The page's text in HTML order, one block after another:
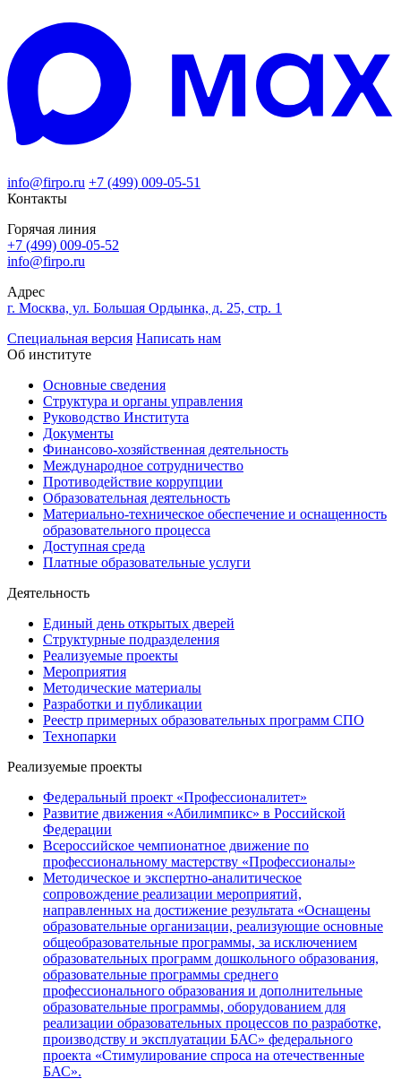
info@firpo.ru +7 (499) 009-05-51
Контакты
Горячая линия
+7 (499) 009-05-52
info@firpo.ru
Адрес
г. Москва, ул. Большая Ордынка, д. 25, стр. 1
Специальная версия Написать нам
Об институте
Основные сведения
Структура и органы управления
Руководство Института
Документы
Финансово-хозяйственная деятельность
Международное сотрудничество
Противодействие коррупции
Образовательная деятельность
Материально-техническое обеспечение и оснащенность
образовательного процесса
Доступная среда
Платные образовательные услуги
Деятельность
Единый день открытых дверей
Структурные подразделения
Реализуемые проекты
Мероприятия
Методические материалы
Разработки и публикации
Реестр примерных образовательных программ СПО
Технопарки
Реализуемые проекты
Федеральный проект «Профессионалитет»
Развитие движения «Абилимпикс» в Российской
Федерации
Всероссийское чемпионатное движение по
профессиональному мастерству «Профессионалы»
Методическое и экспертно-аналитическое
сопровождение реализации мероприятий,
направленных на достижение результата «Оснащены
образовательные организации, реализующие основные
общеобразовательные программы, за исключением
образовательных программ дошкольного образования,
образовательные программы среднего
профессионального образования и дополнительные
образовательные программы, оборудованием для
реализации образовательных процессов по разработке,
производству и эксплуатации БАС» федерального
проекта «Стимулирование спроса на отечественные
БАС».